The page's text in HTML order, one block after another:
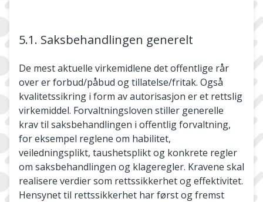
5.1. Saksbehandlingen generelt
De mest aktuelle virkemidlene det offentlige rår
over er forbud/påbud og tillatelse/fritak. Også
kvalitetssikring i form av autorisasjon er et rettslig
virkemiddel. Forvaltningsloven stiller generelle
krav til saksbehandlingen i offentlig forvaltning,
for eksempel reglene om habilitet,
veiledningsplikt, taushetsplikt og konkrete regler
om saksbehandlingen og klageregler. Kravene skal
realisere verdier som rettssikkerhet og effektivitet.
Hensynet til rettssikkerhet har først og fremst